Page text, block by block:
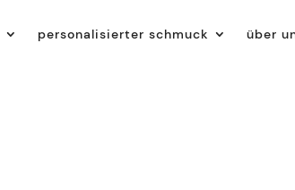
personalisierter schmuck über